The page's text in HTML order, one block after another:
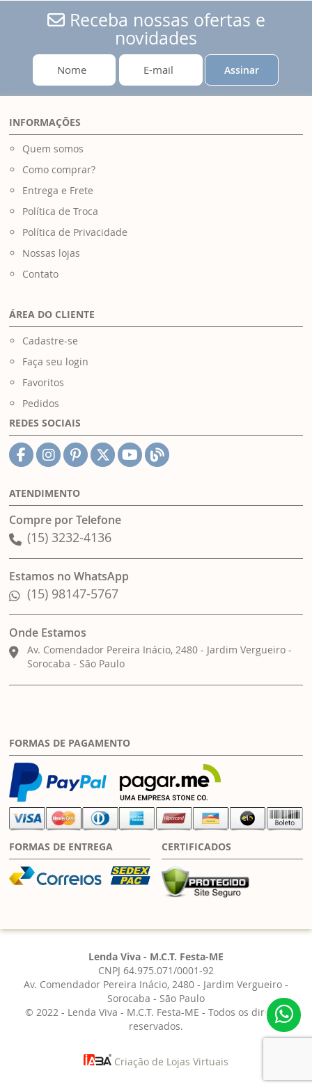
Receba nossas ofertas e
novidades
Assinar
INFORMAÇÕES
Quem somos
Como comprar?
Entrega e Frete
Política de Troca
Política de Privacidade
Nossas lojas
Contato
ÁREA DO CLIENTE
Cadastre-se
Faça seu login
Favoritos
Pedidos
REDES SOCIAIS
ATENDIMENTO
Compre por Telefone
(15) 3232-4136
Estamos no WhatsApp
(15) 98147-5767
Onde Estamos
Av. Comendador Pereira Inácio, 2480 - Jardim Vergueiro -
Sorocaba - São Paulo
FORMAS DE PAGAMENTO
FORMAS DE ENTREGA CERTIFICADOS
Lenda Viva - M.C.T. Festa-ME
CNPJ 64.975.071/0001-92
Av. Comendador Pereira Inácio, 2480 - Jardim Vergueiro -
Sorocaba - São Paulo
© 2022 - Lenda Viva - M.C.T. Festa-ME - Todos os direitos
reservados.
Criação de Lojas Virtuais